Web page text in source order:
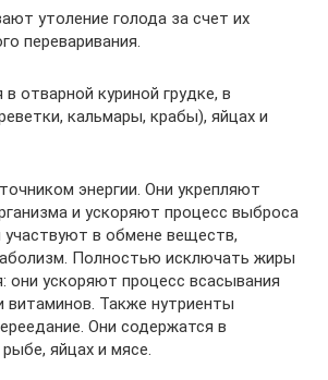
утоление голода за счет их
переваривания.
отварной куриной грудке, в
кальмары, крабы), яйцах и
энергии. Они укрепляют
и ускоряют процесс выброса
в обмене веществ,
Полностью исключать жиры
они ускоряют процесс всасывания
витаминов. Также нутриенты
Они содержатся в
яйцах и мясе.